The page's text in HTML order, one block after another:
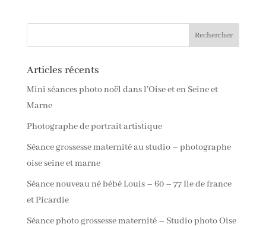
Articles récents
Mini séances photo noël dans l’Oise et en Seine et
Marne
Photographe de portrait artistique
Séance grossesse maternité au studio – photographe
oise seine et marne
Séance nouveau né bébé Louis – 60 – 77 Ile de france
et Picardie
Séance photo grossesse maternité – Studio photo Oise